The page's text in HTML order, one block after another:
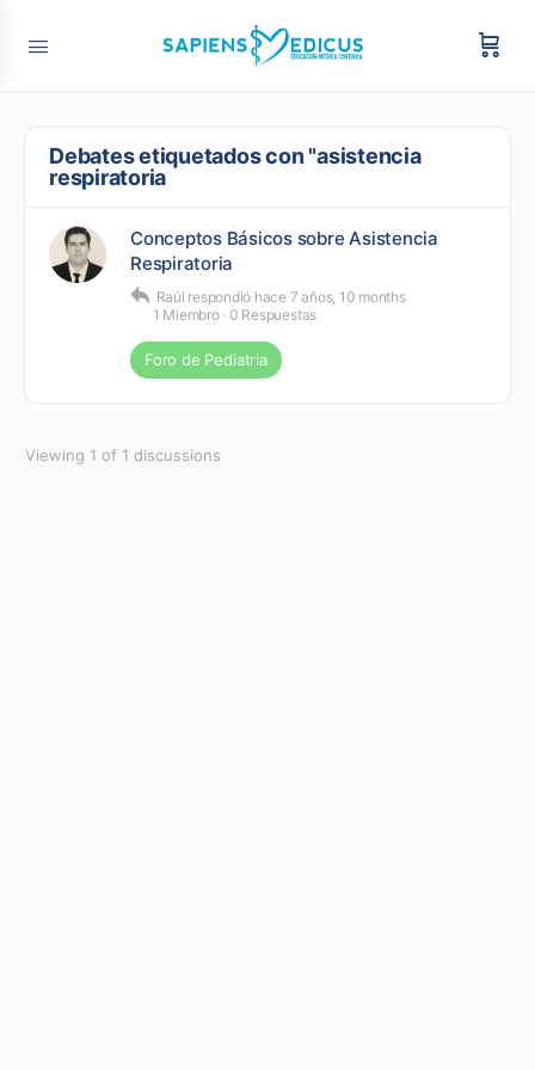
Debates etiquetados con "asistencia
respiratoria
Conceptos Básicos sobre Asistencia
Respiratoria
Raúl respondió hace 7 años, 10 months
1 Miembro · 0 Respuestas
Foro de Pediatria
Viewing 1 of 1 discussions